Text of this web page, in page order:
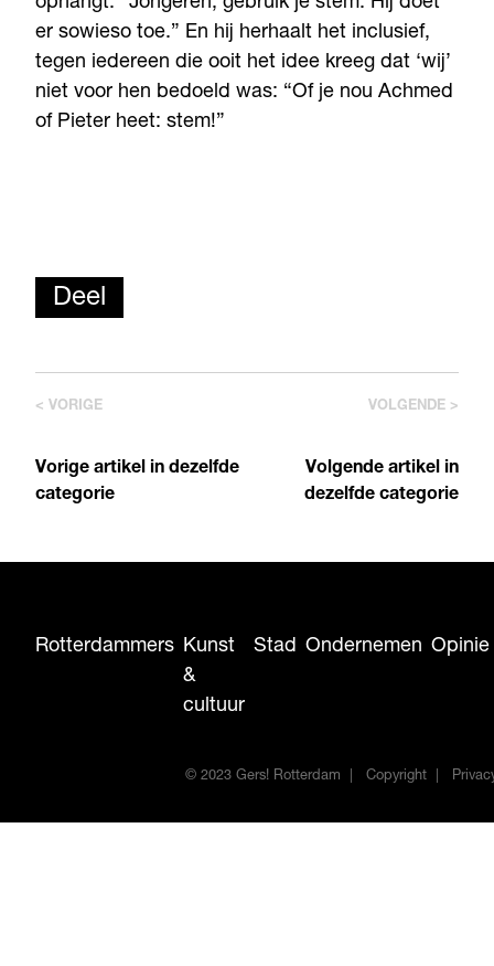
er sowieso toe.” En hij herhaalt het inclusief,
tegen iedereen die ooit het idee kreeg dat ‘wij’
niet voor hen bedoeld was: “Of je nou Achmed
of Pieter heet: stem!”
Deel
< VORIGE
Vorige artikel in dezelfde
categorie
VOLGENDE >
Volgende artikel in
dezelfde categorie
Rotterdammers Kunst
&
cultuur
Stad Ondernemen Opinie
© 2023 Gers! Rotterdam Copyright